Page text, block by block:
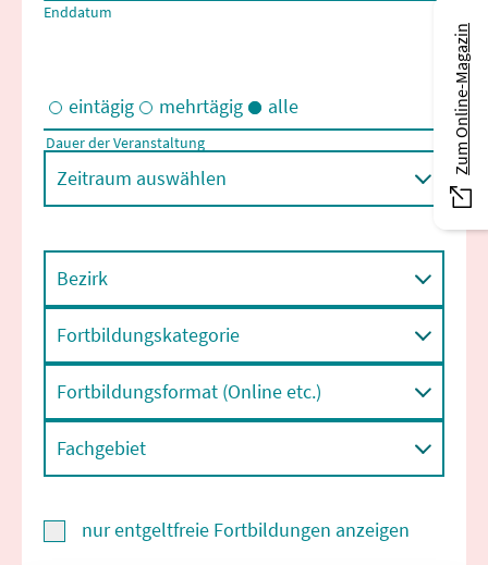
Enddatum
Eintägige und/oder mehrtägige Veranstaltungen
eintägig mehrtägig alle
Dauer der Veranstaltung
Zeitraum auswählen
Bezirk
Fortbildungskategorie
Fortbildungsformat (Online etc.)
Fachgebiet
nur entgeltfreie Fortbildungen anzeigen
Zum Online-Magazin